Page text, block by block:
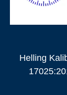
Helling